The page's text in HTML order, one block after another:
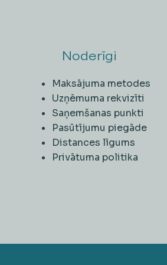
Noderīgi
Maksājuma metodes
Uzņēmuma rekvizīti
Saņemšanas punkti
Pasūtījumu piegāde
Distances līgums
Privātuma politika